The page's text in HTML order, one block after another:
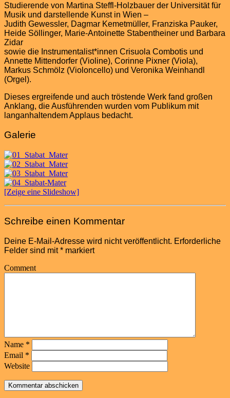
Studierende von Martina Steffl-Holzbauer der Universität für
Musik und darstellende Kunst in Wien –
Judith Gewessler, Dagmar Kemetmüller, Franziska Pauker,
Heide Söllinger, Marie-Antoinette Stabentheiner und Barbara
Zidar
sowie die Instrumentalist*innen Crisuola Combotis und
Annette Mittendorfer (Violine), Corinne Pixner (Viola),
Markus Schmölz (Violoncello) und Veronika Weinhandl
(Orgel).
Dieses ergreifende und auch tröstende Werk fand großen
Anklang, die Ausführenden wurden vom Publikum mit
langanhaltendem Applaus bedacht.
Galerie
[Zeige eine Slideshow]
Schreibe einen Kommentar
Deine E-Mail-Adresse wird nicht veröffentlicht. Erforderliche
Felder sind mit* markiert
Comment
Name *
Email *
Website